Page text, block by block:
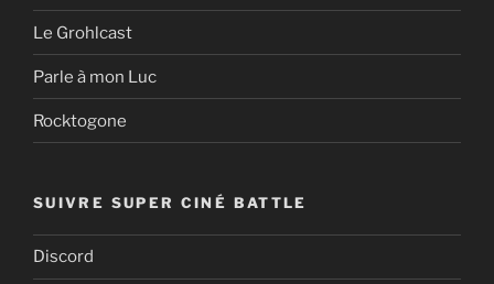
Le Grohlcast
Parle à mon Luc
Rocktogone
SUIVRE SUPER CINÉ BATTLE
Discord